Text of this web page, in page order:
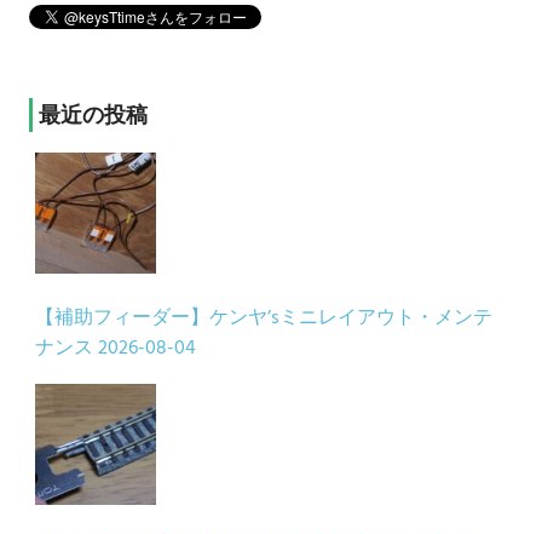
最近の投稿
【補助フィーダー】ケンヤ’sミニレイアウト・メンテ
ナンス 2026-08-04